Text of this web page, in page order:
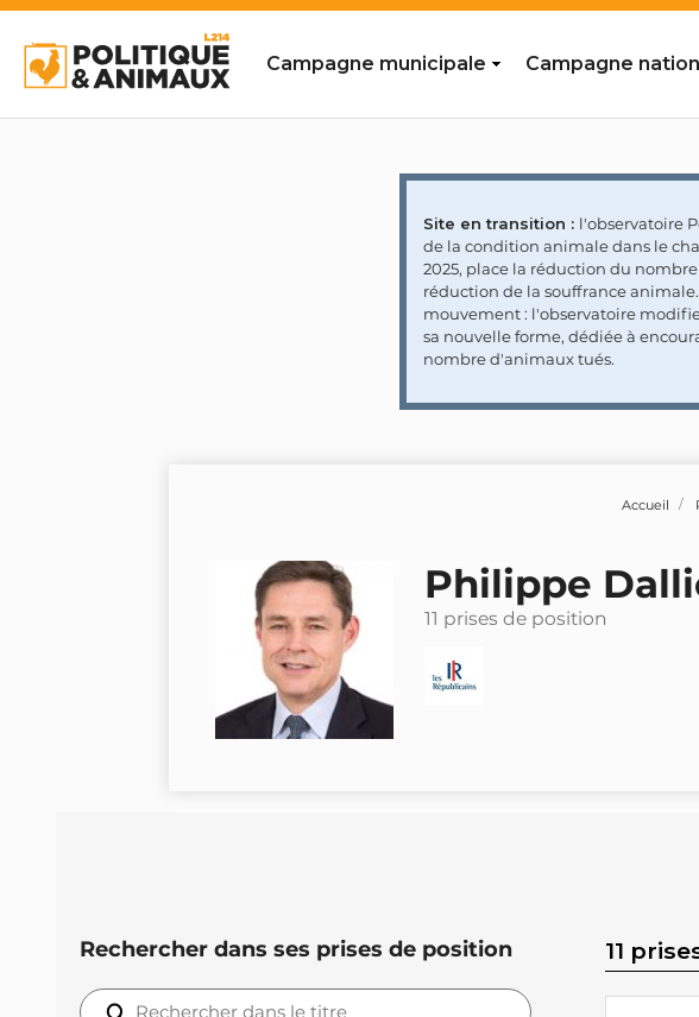
Campagne municipale Campagne
Site en transition : l'observatoire
de la condition animale dans le
2025, place la réduction du
réduction de la souffrance
mouvement : l'observatoire
sa nouvelle forme, dédiée à
nombre d'animaux tués.
Accueil
Philippe
11 prises de position
Rechercher dans ses prises de position 11